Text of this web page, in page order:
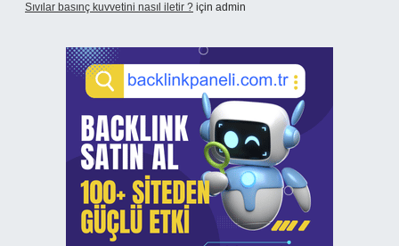
Sıvılar basınç kuvvetini nasıl iletir ? için admin